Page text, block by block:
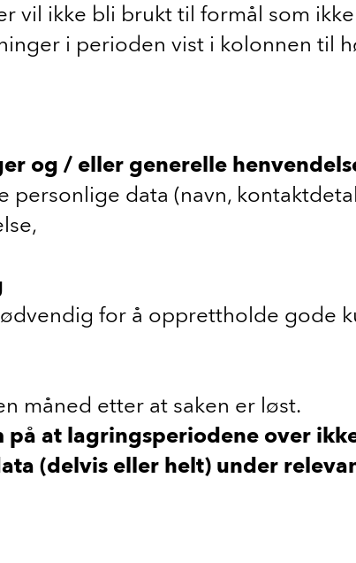
vil ikke bli brukt til formål som
i perioden vist i kolonnen til
og / eller generelle
personlige data (navn,
for å opprettholde gode
måned etter at saken er løst.
at lagringsperiodene over
(delvis eller helt) under